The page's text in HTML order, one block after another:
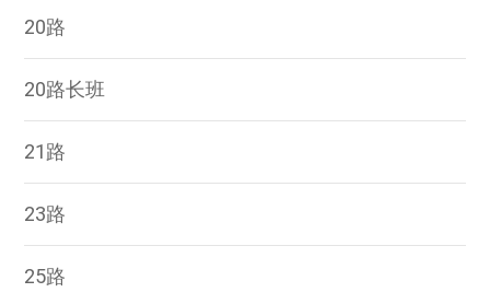
20路
20路长班
21路
23路
25路